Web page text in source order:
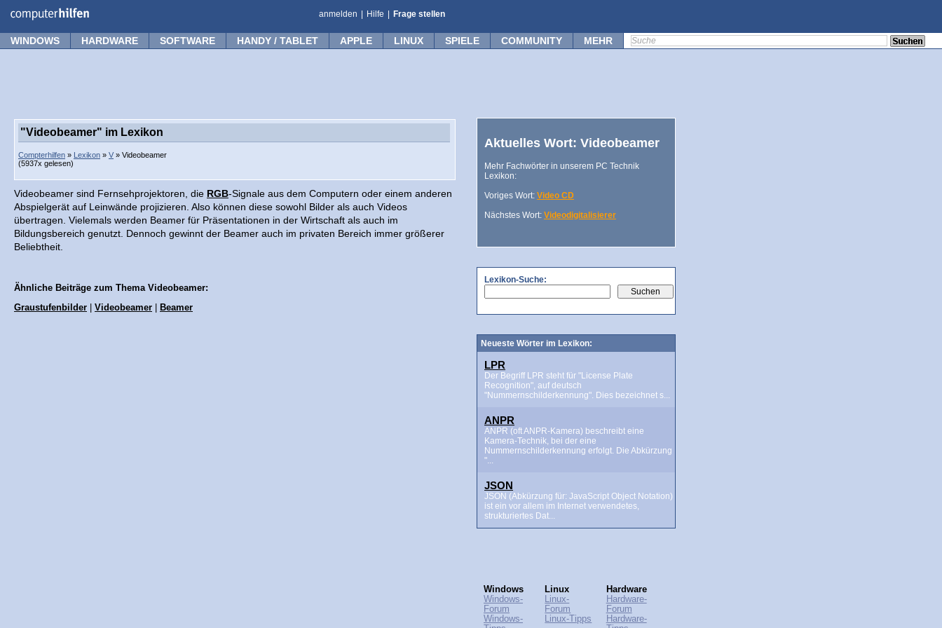
anmelden Hilfe Frage stellen
WINDOWS HARDWARE SOFTWARE HANDY / TABLET APPLE LINUX SPIELE COMMUNITY MEHR
"Videobeamer" im Lexikon
Compterhilfen » Lexikon » V » Videobeamer
(5937x gelesen)
Videobeamer sind Fernsehprojektoren, die RGB-Signale aus dem Computern oder einem anderen
Abspielgerät auf Leinwände projizieren. Also können diese sowohl Bilder als auch Videos
übertragen. Vielemals werden Beamer für Präsentationen in der Wirtschaft als auch im
Bildungsbereich genutzt. Dennoch gewinnt der Beamer auch im privaten Bereich immer größerer
Beliebtheit.
Ähnliche Beiträge zum Thema Videobeamer:
Graustufenbilder
Videobeamer Beamer
Aktuelles Wort: Videobeamer
Mehr Fachwörter in unserem PC Technik
Lexikon:
Voriges Wort: Video CD
Nächstes Wort: Videodigitalisierer
Lexikon-Suche:
Neueste Wörter im Lexikon:
LPR
Der Begriff LPR steht für "License Plate
Recognition", auf deutsch
"Nummernschilderkennung". Dies bezeichnet s...
ANPR
ANPR (oft ANPR-Kamera) beschreibt eine
Kamera-Technik, bei der eine
Nummernschilderkennung erfolgt. Die Abkürzung
"...
JSON
JSON (Abkürzung für: JavaScript Object Notation)
ist ein vor allem im Internet verwendetes,
strukturiertes Dat...
Windows
Windows-
Forum
Windows-
Linux
Linux-
Forum
Linux-Tipps
Hardware
Hardware-
Forum
Hardware-